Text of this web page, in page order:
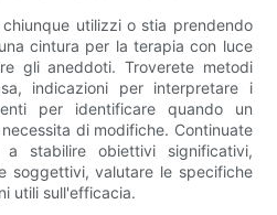
utilizzi o stia prendendo
cintura per la terapia con luce
gli aneddoti. Troverete metodi
indicazioni per interpretare i
per identificare quando un
di modifiche. Continuate
stabilire obiettivi significativi,
soggettivi, valutare le specifiche
utili sull'efficacia.